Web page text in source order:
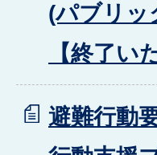
(パブリッ
【終了い
避難行動